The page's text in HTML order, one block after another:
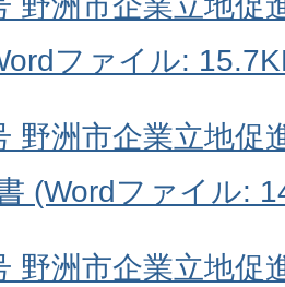
ファイル:
野洲市企業立地促
(Wordファイル:
野洲市企業立地促